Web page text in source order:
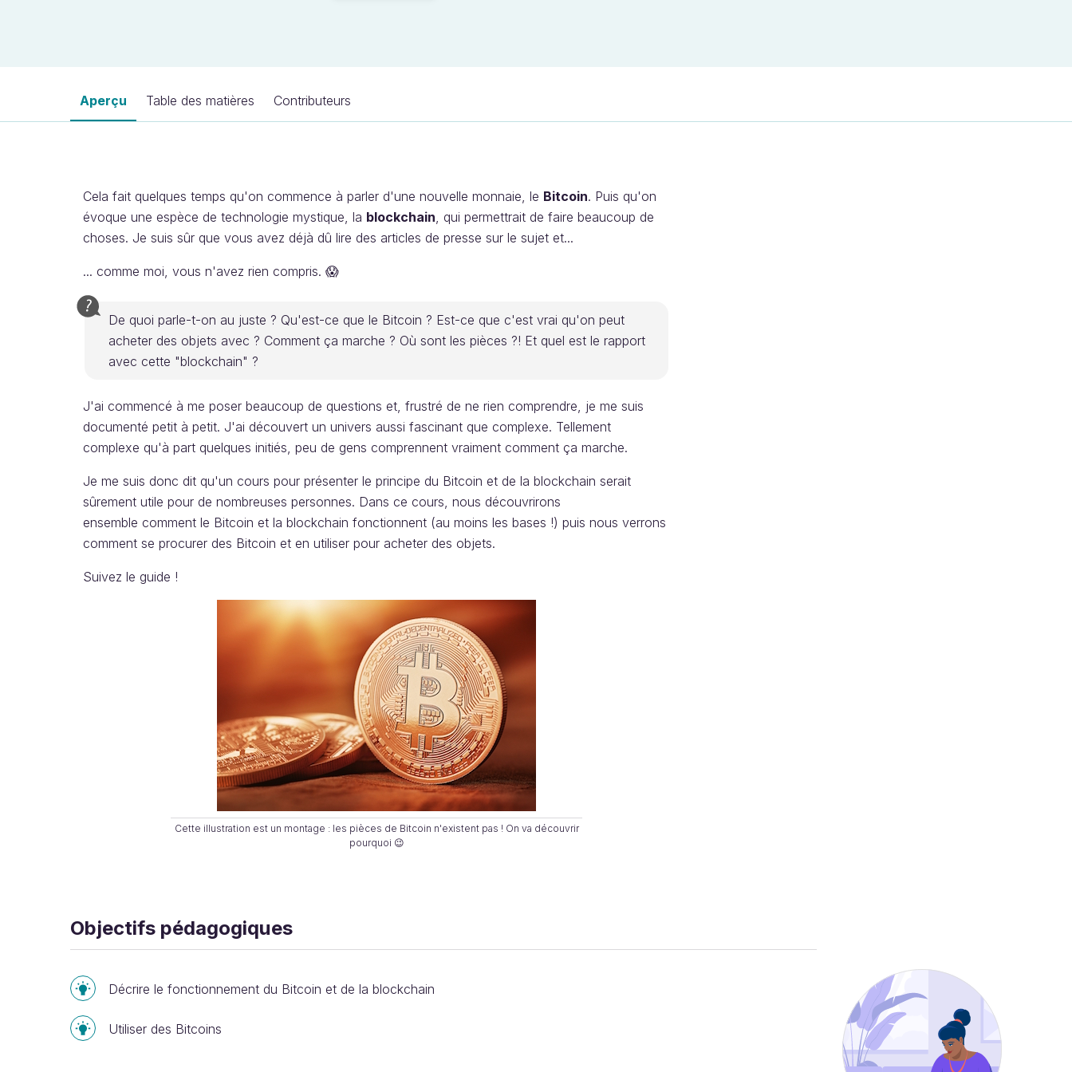
Aperçu Table des matières Contributeurs
Cela fait quelques temps qu'on commence à parler d'une nouvelle monnaie, le Bitcoin. Puis qu'on
évoque une espèce de technologie mystique, la blockchain, qui permettrait de faire beaucoup de
choses. Je suis sûr que vous avez déjà dû lire des articles de presse sur le sujet et...
... comme moi, vous n'avez rien compris. 😱
De quoi parle-t-on au juste ? Qu'est-ce que le Bitcoin ? Est-ce que c'est vrai qu'on peut
acheter des objets avec ? Comment ça marche ? Où sont les pièces ?! Et quel est le rapport
avec cette "blockchain" ?
J'ai commencé à me poser beaucoup de questions et, frustré de ne rien comprendre, je me suis
documenté petit à petit. J'ai découvert un univers aussi fascinant que complexe. Tellement
complexe qu'à part quelques initiés, peu de gens comprennent vraiment comment ça marche.
Je me suis donc dit qu'un cours pour présenter le principe du Bitcoin et de la blockchain serait
sûrement utile pour de nombreuses personnes. Dans ce cours, nous découvrirons
ensemble comment le Bitcoin et la blockchain fonctionnent (au moins les bases !) puis nous verrons
comment se procurer des Bitcoin et en utiliser pour acheter des objets.
Suivez le guide !
Cette illustration est un montage : les pièces de Bitcoin n'existent pas ! On va découvrir
pourquoi 😉
Objectifs pédagogiques
Décrire le fonctionnement du Bitcoin et de la blockchain
Utiliser des Bitcoins